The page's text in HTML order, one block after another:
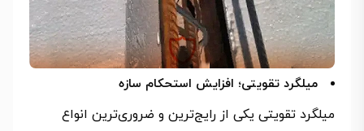
میلگرد تقویتی؛ افزایش استحکام سازه
میلگرد تقویتی یکی از رایج‌ترین و ضروری‌ترین انواع